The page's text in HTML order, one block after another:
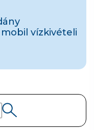
vízkivételi